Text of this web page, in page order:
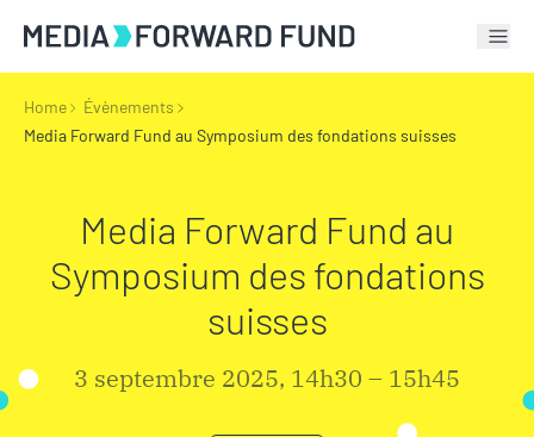
Home
Évènements
Media Forward Fund au Symposium des fondations suisses
Media Forward Fund au
Symposium des fondations
suisses
3 septembre 2025, 14h30 – 15h45